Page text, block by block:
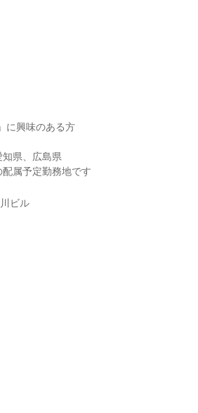
に興味のある方
県、広島県
属予定勤務地です
ビル